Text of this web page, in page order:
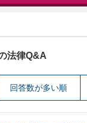
法律Q&A
回答数が多い順